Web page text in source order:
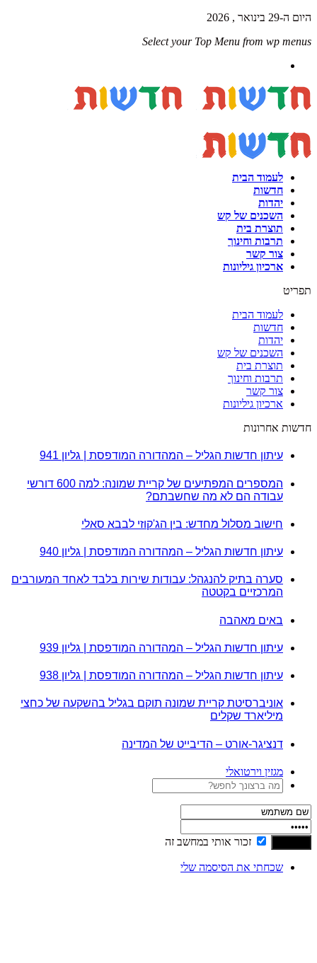
היום ה-29 בינואר , 2026
Select your Top Menu from wp menus
לעמוד הבית
חדשות
יהדות
השכנים של קש
תוצרת בית
תרבות וחינוך
צור קשר
ארכיון גיליונות
תפריט
לעמוד הבית
חדשות
יהדות
השכנים של קש
תוצרת בית
תרבות וחינוך
צור קשר
ארכיון גיליונות
חדשות אחרונות
עיתון חדשות הגליל – המהדורה המודפסת | גליון 941
המספרים המפתיעים של קריית שמונה: למה 600 דורשי
עבודה הם לא מה שחשבתם?
חישוב מסלול מחדש: בין הג'קוזי לבבא סאלי
עיתון חדשות הגליל – המהדורה המודפסת | גליון 940
סערה בתיק להנגהל: עבודות שירות בלבד לאחד המעורבים
המרכזיים בקטטה
באים מאהבה
עיתון חדשות הגליל – המהדורה המודפסת | גליון 939
עיתון חדשות הגליל – המהדורה המודפסת | גליון 938
אוניברסיטת קריית שמונה תוקם בגליל בהשקעה של כחצי
מיליארד שקלים
דנציגר-אורט – הדיבייט של המדינה
מגזין וירטואלי
זכור אותי במחשב זה
שכחתי את הסיסמה שלי